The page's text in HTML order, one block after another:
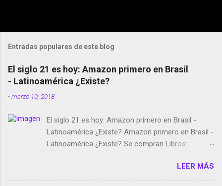
Entradas populares de este blog
El siglo 21 es hoy: Amazon primero en Brasil
- Latinoamérica ¿Existe?
-marzo 10, 2018
El siglo 21 es hoy: Amazon primero en Brasil -
Latinoamérica ¿Existe? Amazon primero en Brasil -
Latinoamérica ¿Existe? Se compran Libros:
temporada de Black Mirror Twitter deja de verificar
cuentas Responden los fotógrafos Brian May y el
LEER MÁS